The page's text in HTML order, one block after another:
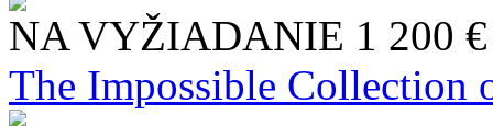
NA VYŽIADANIE 1 200 €
The Impossible Collection